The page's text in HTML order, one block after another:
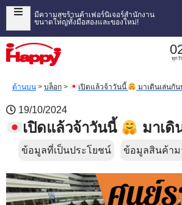
มีความสุขร้านค้าเฟอร์นิเจอร์สำนักงาน
ขนาดใหญ่ทั้งมือสองและของใหม่!
ทุกวั
ด้านบน > บล็อก > เปิดแล้วจ้าวันนี้ มาเดินเล่นกัน
19/10/2024
เปิดแล้วจ้าวันนี้ มาเดิ
ข้อมูลที่เป็นประโยชน์ ข้อมูลสินค้า